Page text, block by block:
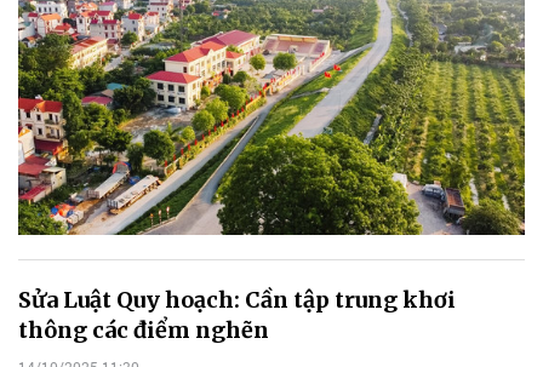
Sửa Luật Quy hoạch: Cần tập trung khơi
thông các điểm nghẽn